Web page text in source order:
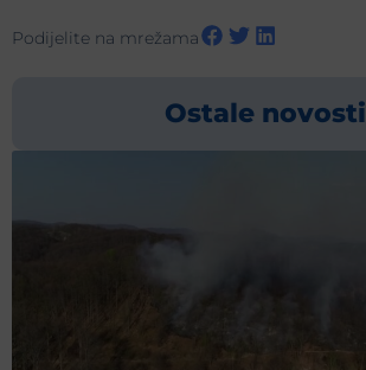
Podijelite na mrežama
Ostale novosti